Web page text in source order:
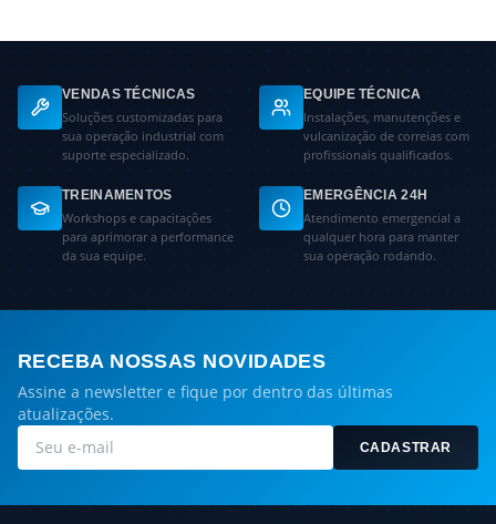
VENDAS TÉCNICAS
Soluções customizadas para
sua operação industrial com
suporte especializado.
EQUIPE TÉCNICA
Instalações, manutenções e
vulcanização de correias com
profissionais qualificados.
TREINAMENTOS
Workshops e capacitações
para aprimorar a performance
da sua equipe.
EMERGÊNCIA 24H
Atendimento emergencial a
qualquer hora para manter
sua operação rodando.
RECEBA NOSSAS NOVIDADES
Assine a newsletter e fique por dentro das últimas
atualizações.
CADASTRAR